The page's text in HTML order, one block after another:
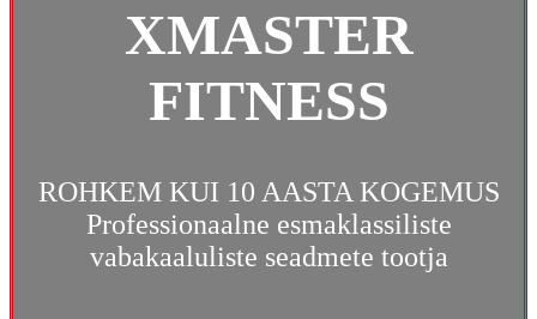
XMASTER
FITNESS
ROHKEM KUI 10 AASTA KOGEMUS
Professionaalne esmaklassiliste
vabakaaluliste seadmete tootja